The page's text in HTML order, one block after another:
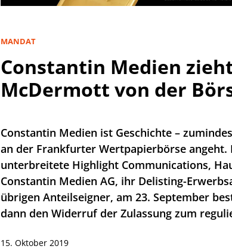
MANDAT
Constantin Medien
McDermott von der
Constantin Medien ist Geschichte –
an der Frankfurter Wertpapierbörse angeht.
unterbreitete Highlight Communications,
Constantin Medien AG, ihr Delisting-
übrigen Anteilseigner, am 23. September
dann den Widerruf der Zulassung zum
15. Oktober 2019